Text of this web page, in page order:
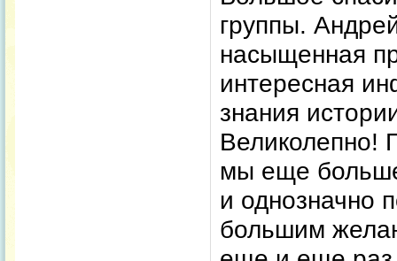
группы.
насыщенная
интересная
знания
Великолепно!
мы еще
и однозначно
большим